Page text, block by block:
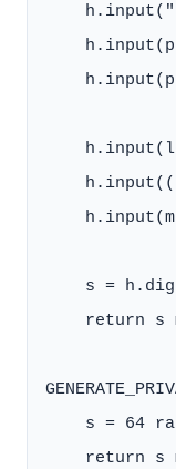
s =
return s
s = 64
return s